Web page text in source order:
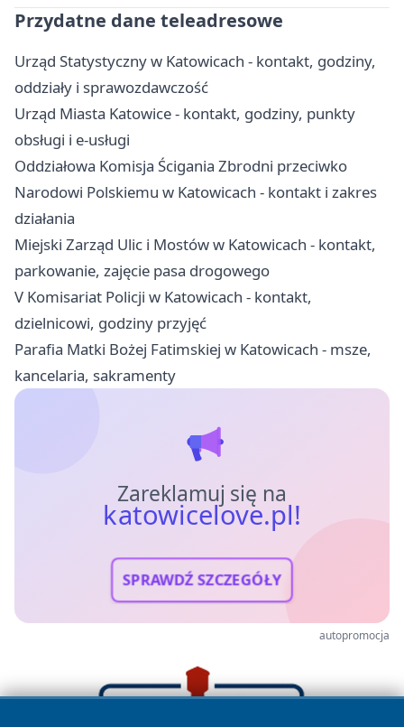
Przydatne dane teleadresowe
Urząd Statystyczny w Katowicach - kontakt, godziny,
oddziały i sprawozdawczość
Urząd Miasta Katowice - kontakt, godziny, punkty
obsługi i e-usługi
Oddziałowa Komisja Ścigania Zbrodni przeciwko
Narodowi Polskiemu w Katowicach - kontakt i zakres
działania
Miejski Zarząd Ulic i Mostów w Katowicach - kontakt,
parkowanie, zajęcie pasa drogowego
V Komisariat Policji w Katowicach - kontakt,
dzielnicowi, godziny przyjęć
Parafia Matki Bożej Fatimskiej w Katowicach - msze,
kancelaria, sakramenty
Zareklamuj się na
katowicelove.pl!
SPRAWDŹ SZCZEGÓŁY
autopromocja